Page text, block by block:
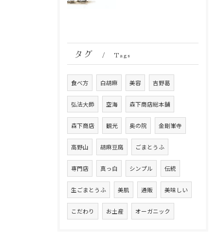
タグ Tags
食べ方 白胡麻 美容 吉野葛
弘法大師 空海 森下商店総本舗
森下商店 観光 奥の院 金剛峯寺
高野山 胡麻豆腐 ごまとうふ
専門店 真っ白 シンプル 伝統
生ごまとうふ 美肌 通販 美味しい
こだわり お土産 オーガニック